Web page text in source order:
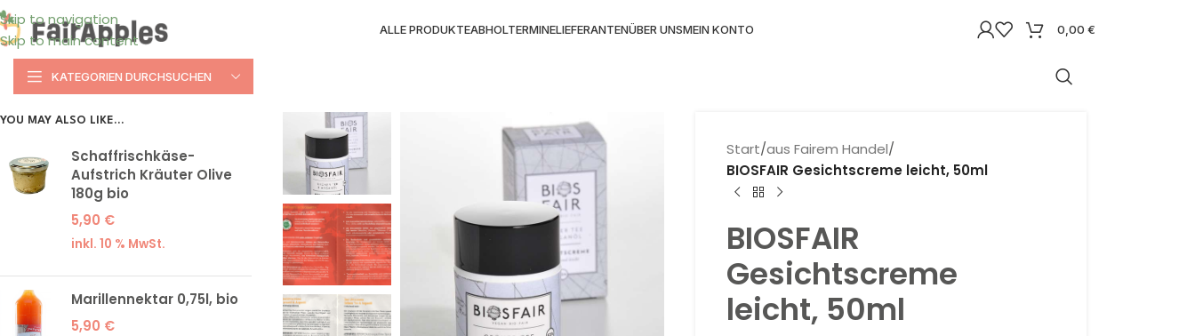
Skip to navigation
Skip to main content
ALLE PRODUKTEABHOLTERMINELIEFERANTENÜBER UNSMEIN KONTO 0,00 €
KATEGORIEN DURCHSUCHEN
YOU MAY ALSO LIKE…
Schaffrischkäse-
Aufstrich Kräuter Olive
180g bio
5,90 €
inkl. 10 % MwSt.
Marillennektar 0,75l, bio
5,90 €
Start/aus Fairem Handel/
BIOSFAIR Gesichtscreme leicht, 50ml
BIOSFAIR
Gesichtscreme
leicht, 50ml